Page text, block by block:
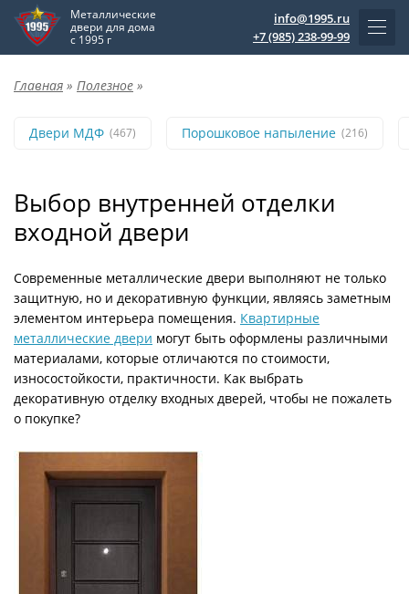
Металлические
двери для дома
с 1995 г
info@1995.ru
+7 (985) 238-99-99
Главная » Полезное »
Двери МДФ (467) Порошковое напыление (216)
Выбор внутренней отделки
входной двери
Современные металлические двери выполняют не только
защитную, но и декоративную функции, являясь заметным
элементом интерьера помещения. Квартирные
металлические двери могут быть оформлены различными
материалами, которые отличаются по стоимости,
износостойкости, практичности. Как выбрать
декоративную отделку входных дверей, чтобы не пожалеть
о покупке?